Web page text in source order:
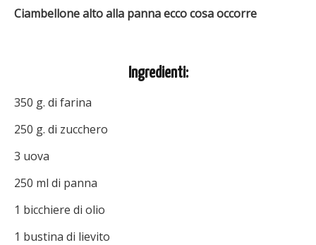
Ciambellone alto alla panna ecco cosa occorre
Ingredienti:
350 g. di farina
250 g. di zucchero
3 uova
250 ml di panna
1 bicchiere di olio
1 bustina di lievito